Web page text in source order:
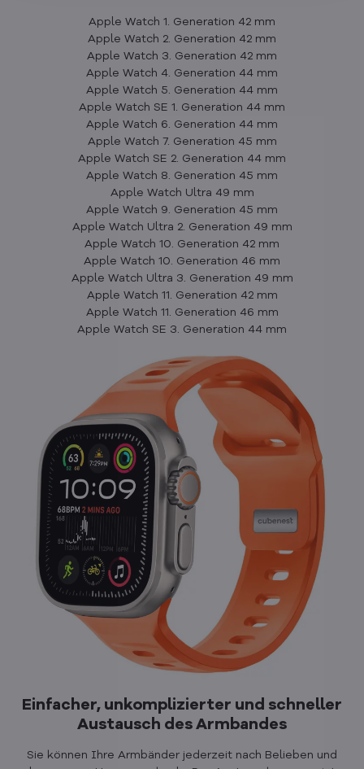
Apple Watch 1. Generation 42 mm
Apple Watch 2. Generation 42 mm
Apple Watch 3. Generation 42 mm
Apple Watch 4. Generation 44 mm
Apple Watch 5. Generation 44 mm
Apple Watch SE 1. Generation 44 mm
Apple Watch 6. Generation 44 mm
Apple Watch 7. Generation 45 mm
Apple Watch SE 2. Generation 44 mm
Apple Watch 8. Generation 45 mm
Apple Watch Ultra 49 mm
Apple Watch 9. Generation 45 mm
Apple Watch Ultra 2. Generation 49 mm
Apple Watch 10. Generation 42 mm
Apple Watch 10. Generation 46 mm
Apple Watch Ultra 3. Generation 49 mm
Apple Watch 11. Generation 42 mm
Apple Watch 11. Generation 46 mm
Apple Watch SE 3. Generation 44 mm
Einfacher, unkomplizierter und schneller
Austausch des Armbandes
Sie können Ihre Armbänder jederzeit nach Belieben und